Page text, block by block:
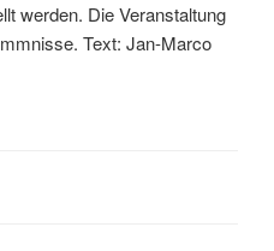
werden. Die Veranstaltung
Text: Jan-Marco